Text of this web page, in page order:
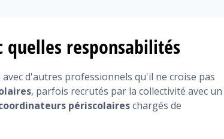
responsabilités
d'autres professionnels qu'il ne croise pas
, parfois recrutés par la collectivité avec un
périscolaireschargés de